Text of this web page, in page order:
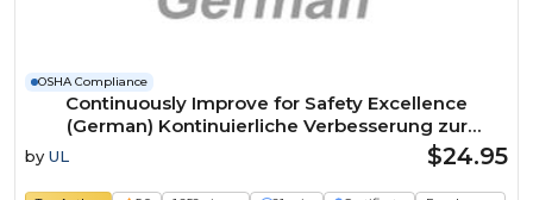
OSHA Compliance
Continuously Improve for Safety Excellence
(German) Kontinuierliche Verbesserung zur
Erreichung der Exzellenz in Sachen Sicherheit
by UL $24.95